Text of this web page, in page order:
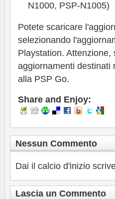
N1000, PSP-N1005)
Potete scaricare
selezionando
Playstation.
aggiornamenti destinati
alla PSP Go.
Share and Enjoy:
Nessun Commento
Dai il calcio d'inizio
Lascia un Commento